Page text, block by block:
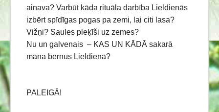
ainava? Varbūt kāda rituāla darbība Lieldienās
izbērt spīdīgas pogas pa zemi, lai citi lasa?
Vižņi? Saules pleķīši uz zemes?
Nu un galvenais – KAS UN KĀDĀ sakarā
māna bērnus Lieldienā?
PALEIGĀ!